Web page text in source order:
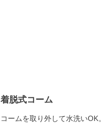
着脱式コーム
コームを取り外して水洗いOK。